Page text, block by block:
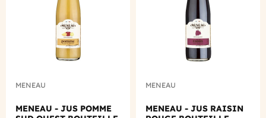
MENEAU
MENEAU - JUS POMME
MENEAU
MENEAU - JUS RAISIN